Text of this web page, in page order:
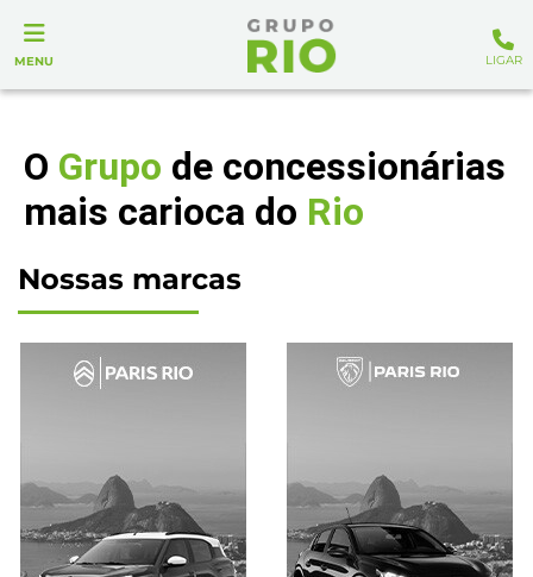
MENU LIGAR
O Grupo de concessionárias
mais carioca do Rio
Nossas marcas